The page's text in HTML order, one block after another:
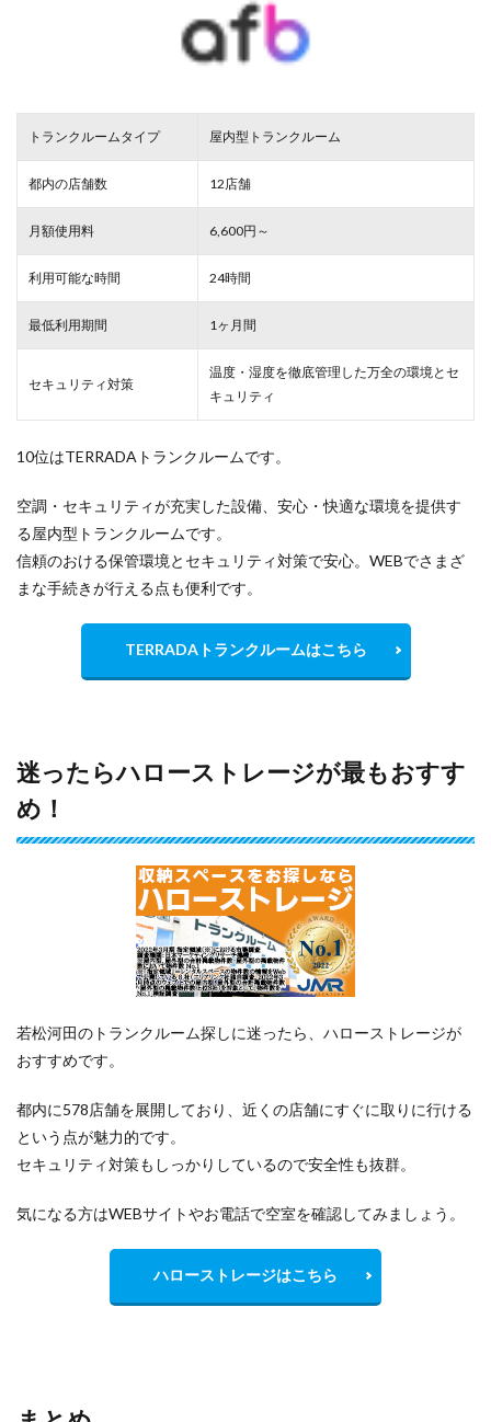
トランクルームタイプ 屋内型トランクルーム
都内の店舗数 12店舗
月額使用料 6,600円～
利用可能な時間 24時間
最低利用期間 1ヶ月間
セキュリティ対策
温度・湿度を徹底管理した万全の環境とセ
キュリティ
10位はTERRADAトランクルームです。
空調・セキュリティが充実した設備、安心・快適な環境を提供す
る屋内型トランクルームです。
信頼のおける保管環境とセキュリティ対策で安心。WEBでさまざ
まな手続きが行える点も便利です。
TERRADAトランクルームはこちら
迷ったらハローストレージが最もおすす
め！
若松河田のトランクルーム探しに迷ったら、ハローストレージが
おすすめです。
都内に578店舗を展開しており、近くの店舗にすぐに取りに行ける
という点が魅力的です。
セキュリティ対策もしっかりしているので安全性も抜群。
気になる方はWEBサイトやお電話で空室を確認してみましょう。
ハローストレージはこちら